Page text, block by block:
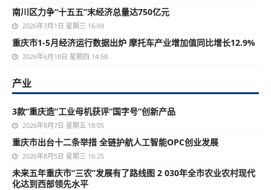
南川区力争“十五五”末经济总量达750亿元
2026年7月1日 星期三 16:09
重庆市1-5月经济运行数据出炉 摩托车产业增加值同比增长12.9%
2026年6月18日 星期四 14:58
产业
3款“重庆造”工业母机获评“国字号”创新产品
2026年8月7日 星期五 18:05
重庆市出台十二条举措 全链护航人工智能OPC创业发展
2026年8月5日 星期三 16:25
未来五年重庆市“三农”发展有了路线图 2 030年全市农业农村现代
化达到西部领先水平